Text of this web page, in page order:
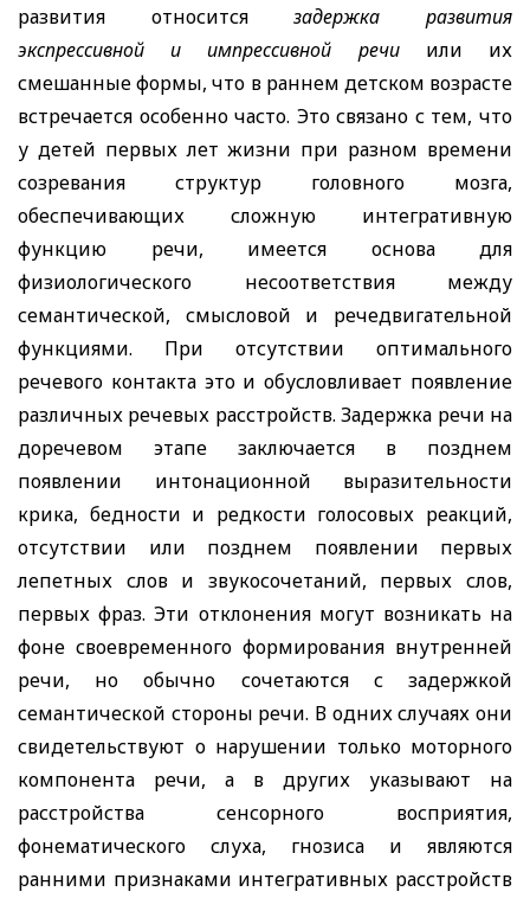
развития относитсязадержка развития
экспрессивной и импрессивной речи или их
смешанные формы, что в раннем детском возрасте
встречается особенно часто. Это связано с тем, что
у детей первых лет жизни при разном времени
созревания структур головного мозга,
обеспечивающих сложную интегративную
функцию речи, имеется основа для
физиологического несоответствия между
семантической, смысловой и речедвигательной
функциями. При отсутствии оптимального
речевого контакта это и обусловливает появление
различных речевых расстройств. Задержка речи на
доречевом этапе заключается в позднем
появлении интонационной выразительности
крика, бедности и редкости голосовых реакций,
отсутствии или позднем появлении первых
лепетных слов и звукосочетаний, первых слов,
первых фраз. Эти отклонения могут возникать на
фоне своевременного формирования внутренней
речи, но обычно сочетаются с задержкой
семантической стороны речи. В одних случаях они
свидетельствуют о нарушении только моторного
компонента речи, а в других указывают на
расстройства сенсорного восприятия,
фонематического слуха, гнозиса и являются
ранними признаками интегративных расстройств